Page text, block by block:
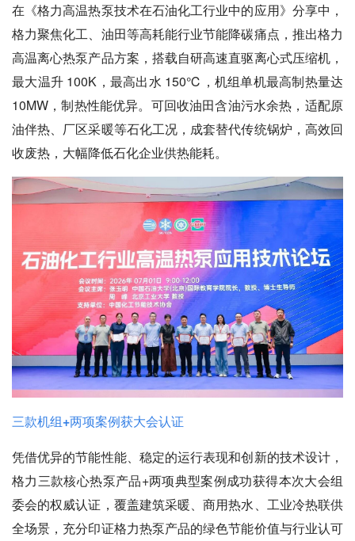
在《格力高温热泵技术在石油化工行业中的应用》分享中，
格力聚焦化工、油田等高耗能行业节能降碳痛点，推出格力
高温离心热泵产品方案，搭载自研高速直驱离心式压缩机，
最大温升 100K，最高出水 150℃，机组单机最高制热量达
10MW，制热性能优异。可回收油田含油污水余热，适配原
油伴热、厂区采暖等石化工况，成套替代传统锅炉，高效回
收废热，大幅降低石化企业供热能耗。
三款机组+两项案例获大会认证
凭借优异的节能性能、稳定的运行表现和创新的技术设计，
格力三款核心热泵产品+两项典型案例成功获得本次大会组
委会的权威认证，覆盖建筑采暖、商用热水、工业冷热联供
全场景，充分印证格力热泵产品的绿色节能价值与行业认可